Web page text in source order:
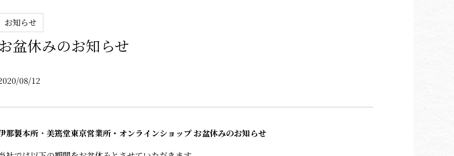
お知らせ
盆休みのお知らせ
08/12
那製本所 ・ 美篶堂東京営業所・オンラインショップ お盆休みのお知らせ